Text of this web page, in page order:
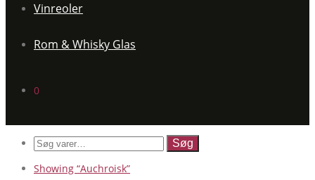
Vinreoler
Rom & Whisky Glas
0
Søg
efter:
Showing “Auchroisk”